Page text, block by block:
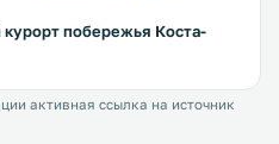
побережья Коста-
активная ссылка на источник